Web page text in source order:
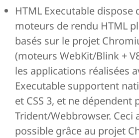
HTML Executable dispose
moteurs de rendu HTML
basés sur le projet
(moteurs WebKit/Blink +
les applications réalisées
Executable supportent
et CSS 3, et ne
Trident/Webbrowser. Ceci
possible grâce au projet